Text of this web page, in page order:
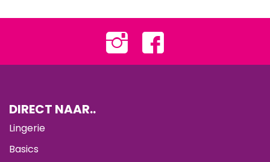
DIRECT NAAR..
Lingerie
Basics